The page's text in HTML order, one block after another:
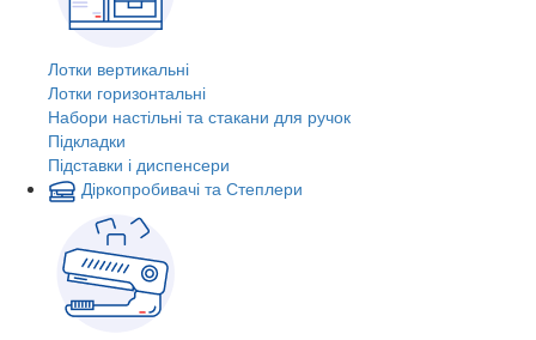
Лотки вертикальні
Лотки горизонтальні
Набори настільні та стакани для ручок
Підкладки
Підставки і диспенсери
Діркопробивачі та Степлери